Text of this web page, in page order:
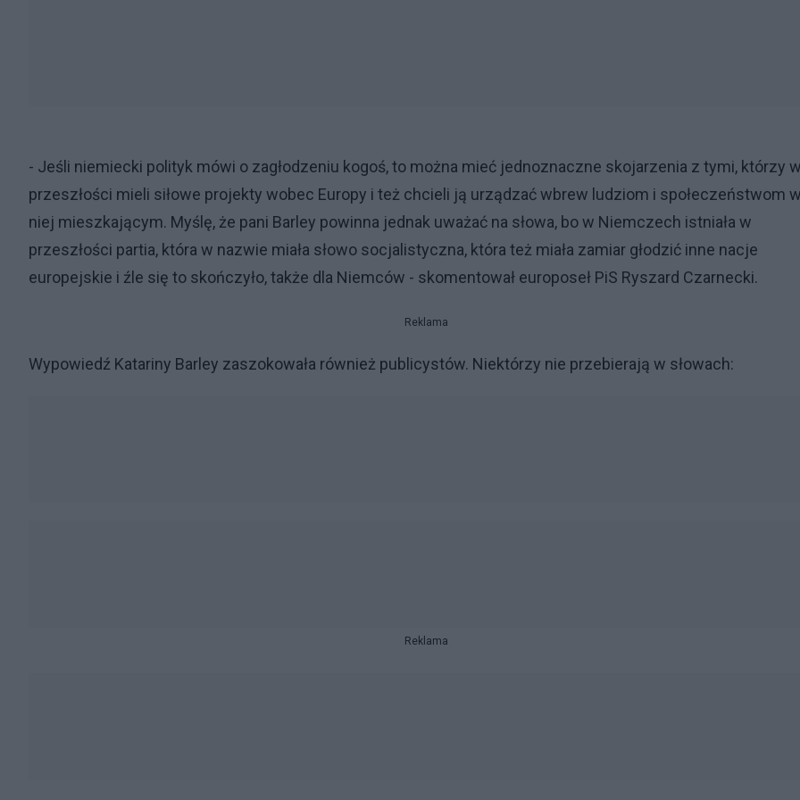
- Jeśli niemiecki polityk mówi o zagłodzeniu kogoś, to można mieć jednoznaczne skojarzenia z tymi, którzy
przeszłości mieli siłowe projekty wobec Europy i też chcieli ją urządzać wbrew ludziom i społeczeństwom
niej mieszkającym. Myślę, że pani Barley powinna jednak uważać na słowa, bo w Niemczech istniała w
przeszłości partia, która w nazwie miała słowo socjalistyczna, która też miała zamiar głodzić inne nacje
europejskie i źle się to skończyło, także dla Niemców - skomentował europoseł PiS Ryszard Czarnecki.
Reklama
Wypowiedź Katariny Barley zaszokowała również publicystów. Niektórzy nie przebierają w słowach:
Reklama